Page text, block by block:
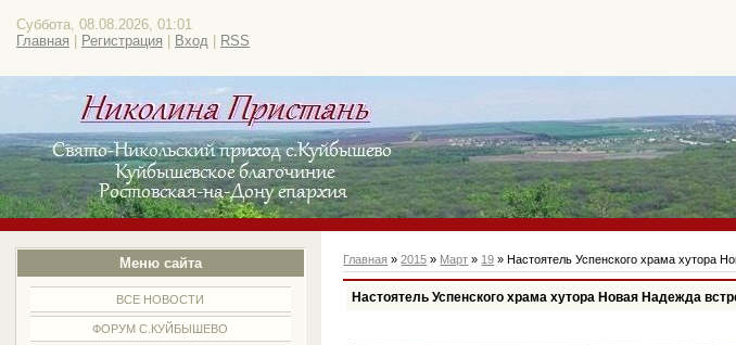
Суббота, 08.08.2026, 01:01
Главная
Регистрация Вход RSS
Меню сайта
ВСЕ НОВОСТИ
ФОРУМ С.КУЙБЫШЕВО
Главная »2015 » Март » 19 » Настоятель Успенского храма хутора
Настоятель Успенского храма хутора Новая Надежда